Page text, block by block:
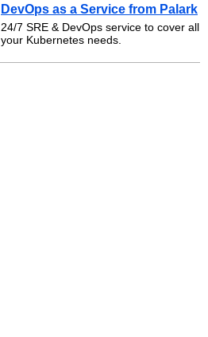
DevOps as a Service from Palark
24/7 SRE & DevOps service to cover all
your Kubernetes needs.